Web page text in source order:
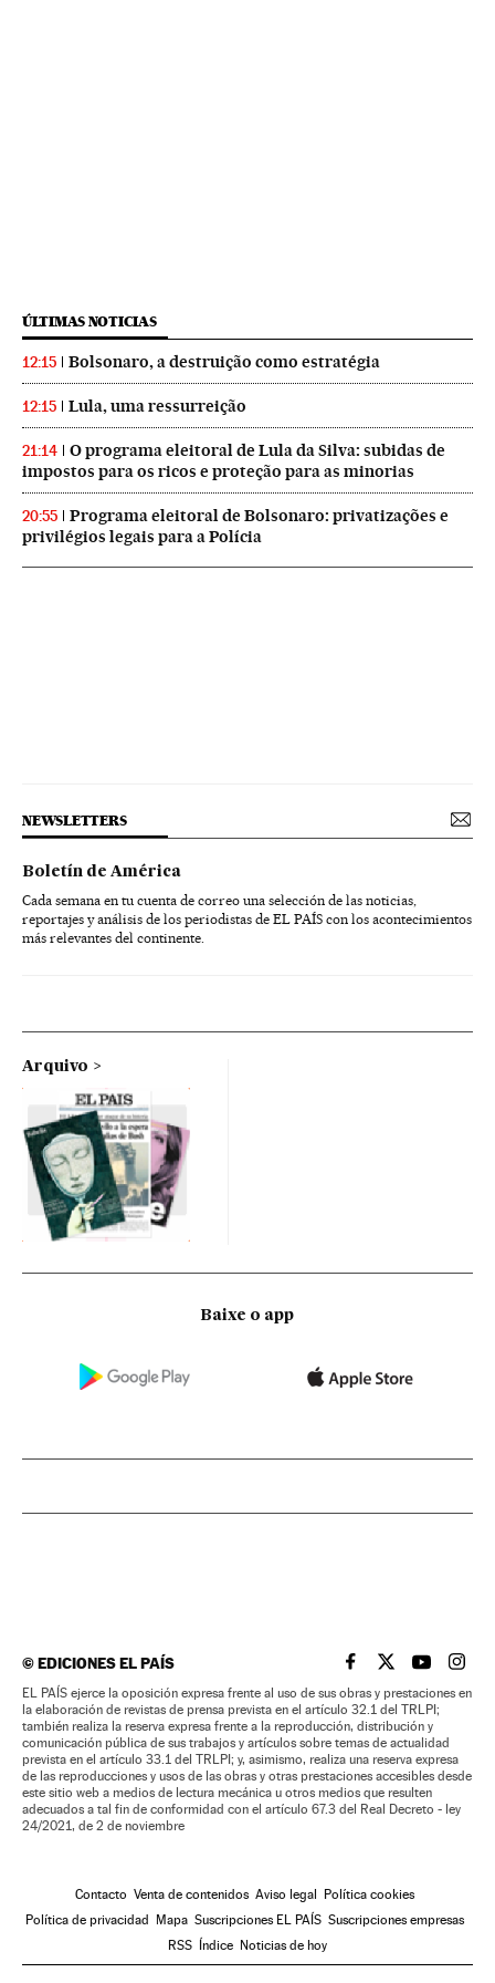
ÚLTIMAS NOTICIAS
12:15 Bolsonaro, a destruição como estratégia
12:15 Lula, uma ressurreição
21:14
O programa eleitoral de Lula da Silva: subidas de
impostos para os ricos e proteção para as minorias
20:55
Programa eleitoral de Bolsonaro: privatizações e
privilégios legais para a Polícia
NEWSLETTERS
Boletín de América
Cada semana en tu cuenta de correo una selección de las noticias,
reportajes y análisis de los periodistas de EL PAÍS con los acontecimientos
más relevantes del continente.
Arquivo
Baixe o app
©EDICIONES EL PAÍS EL PAÍS BRASIL EN
EL PAÍSEL PAÍS
EL
EL PAÍS ejerce la oposición expresa frente al uso de sus obras y prestaciones en
la elaboración de revistas de prensa prevista en el artículo 32.1 del TRLPI;
también realiza la reserva expresa frente a la reproducción, distribución y
comunicación pública de sus trabajos y artículos sobre temas de actualidad
prevista en el artículo 33.1 del TRLPI; y, asimismo, realiza una reserva expresa
de las reproducciones y usos de las obras y otras prestaciones accesibles desde
este sitio web a medios de lectura mecánica u otros medios que resulten
adecuados a tal fin de conformidad con el artículo 67.3 del Real Decreto - ley
24/2021, de 2 de noviembre
Contacto Venta de contenidos Aviso legal Política cookies
Política de privacidad Mapa Suscripciones EL PAÍS Suscripciones empresas
RSS Índice Noticias de hoy